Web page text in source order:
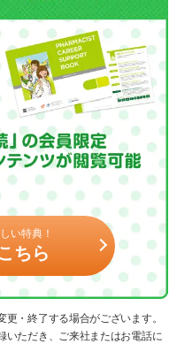
い特典！
ちら
・終了する場合がございます。
ただき、ご来社またはお電話に